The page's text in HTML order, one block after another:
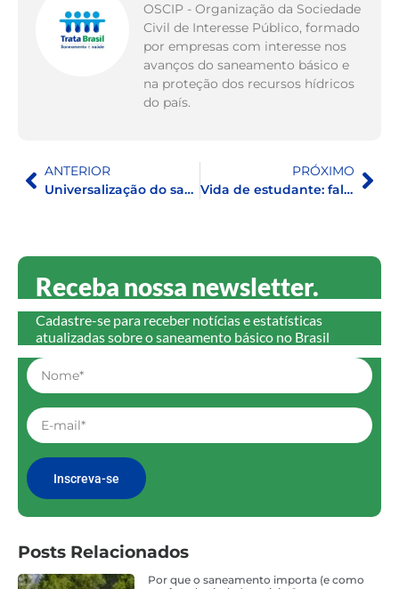
OSCIP - Organização da Sociedade
Civil de Interesse Público, formado
por empresas com interesse nos
avanços do saneamento básico e
na proteção dos recursos hídricos
do país.
ANTERIOR
Universalização do saneamento pode gerar mais de R$ 25 bi em benefícios na área da saúde
PRÓXIMO
Vida de estudante: falta de saneamento básico prejudica a etapa escolar
Receba nossa newsletter.
Cadastre-se para receber notícias e estatísticas
atualizadas sobre o saneamento básico no Brasil
Inscreva-se
Posts Relacionados
Por que o saneamento importa (e como